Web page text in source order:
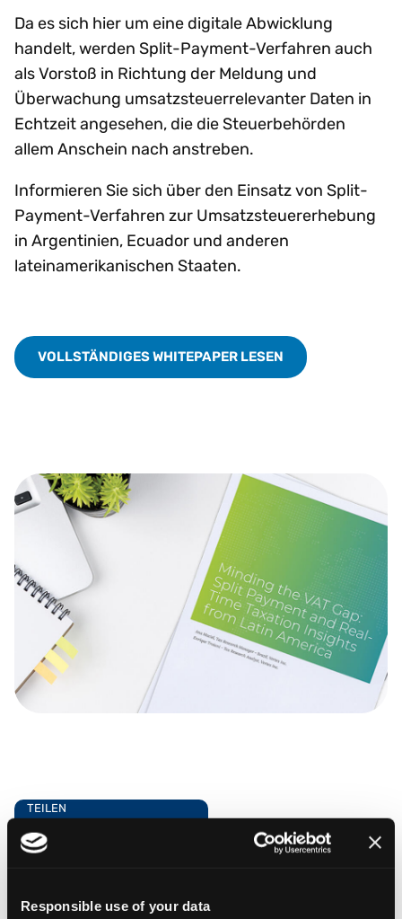
Responsible use of your data
Da es sich hier um eine digitale Abwicklung
handelt, werden Split-Payment-Verfahren auch
als Vorstoß in Richtung der Meldung und
Überwachung umsatzsteuerrelevanter Daten in
Echtzeit angesehen, die die Steuerbehörden
allem Anschein nach anstreben.
Informieren Sie sich über den Einsatz von Split-
Payment-Verfahren zur Umsatzsteuererhebung
in Argentinien, Ecuador und anderen
lateinamerikanischen Staaten.
VOLLSTÄNDIGES WHITEPAPER LESEN
TEILEN